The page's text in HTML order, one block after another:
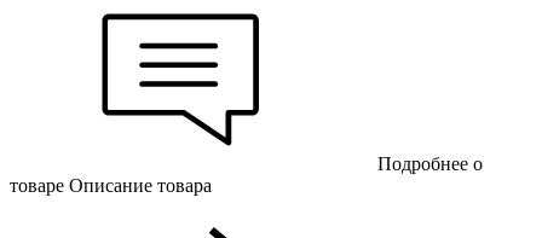
Подробнее о
товаре Описание товара